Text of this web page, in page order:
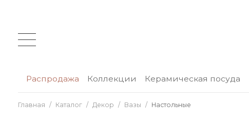
Распродажа Коллекции Керамическая посуда
Главная Каталог Декор Вазы Настольные